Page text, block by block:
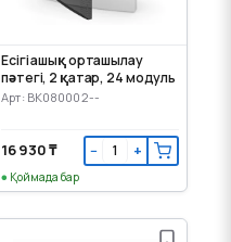
Есігі ашық орташылау
пәтегі, 2 қатар, 24 модуль
Арт: BK080002--
16 930 ₸ − +
Қоймада бар